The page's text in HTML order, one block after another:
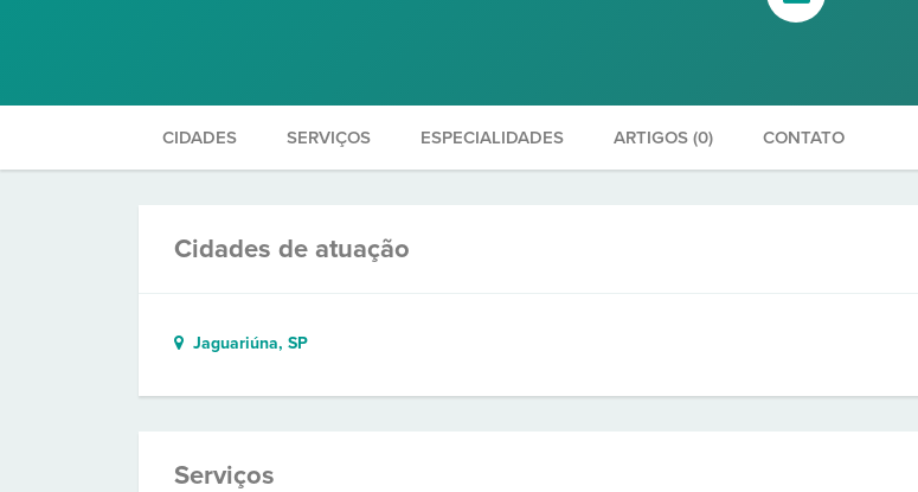
CIDADES SERVIÇOS ESPECIALIDADES ARTIGOS (0) CONTATO
Cidades de atuação
Jaguariúna, SP
Serviços